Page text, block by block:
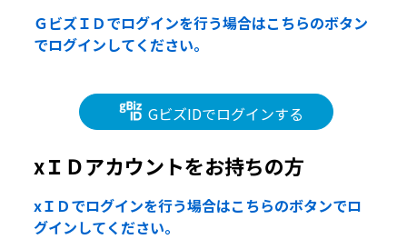
ＧビズＩＤでログインを行う場合はこちらのボタン
でログインしてください。
GビズIDでログインする
xＩＤアカウントをお持ちの方
xＩＤでログインを行う場合はこちらのボタンでロ
グインしてください。